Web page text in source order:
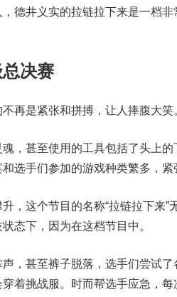
德井义实的拉链拉下来是一档
决赛
再是紧张和拼搏，让人捧腹大笑
，甚至使用的工具包括了头上
选手们参加的游戏种类繁多，紧
，这个节目的名称“拉链拉下来
态下，因为在这档节目中。
，甚至裤子脱落，选手们尝试
着挑战服。时而帮选手应急，